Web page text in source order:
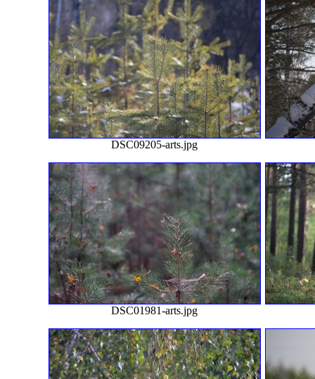
DSC09205-arts.jpg
DSC01981-arts.jpg